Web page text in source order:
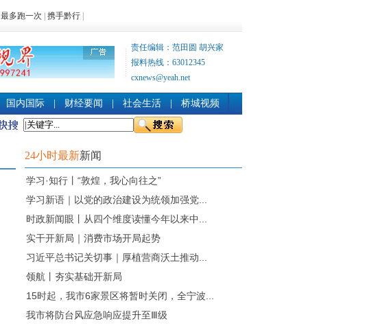
最多跑一次 携手黔行
责任编辑：范田圆 胡兴家
报料热线：63012345
cxnews@yeah.net
国内国际 财经要闻 社会生活 桥城视频
24小时最新新闻
学习·知行丨“敦煌，我心向往之”
学习新语｜以党的政治建设为统领加强党...
时政新闻眼丨从四个维度读懂今年以来中...
实干开新局｜消费市场开局起势
习近平总书记关切事｜厚植营商沃土推动...
领航丨夯实基础开新局
15时起，我市6家景区将暂时关闭，全宁波...
我市将防台风应急响应提升至Ⅲ级